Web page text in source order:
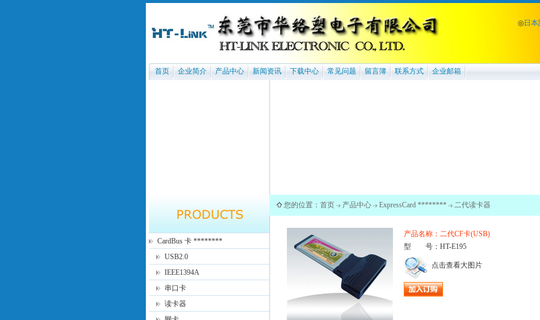
◎日本
首页 企业简介 产品中心 新闻资讯 下载中心 常见问题 留言簿 联系方式 企业邮箱
CardBus 卡 ********
USB2.0
IEEE1394A
串口卡
读卡器
您的位置： 首页 产品中心 ExpressCard ******** 二代读卡器
产品名称：二代CF卡(USB)
型 号：HT-E195
点击查看大图片